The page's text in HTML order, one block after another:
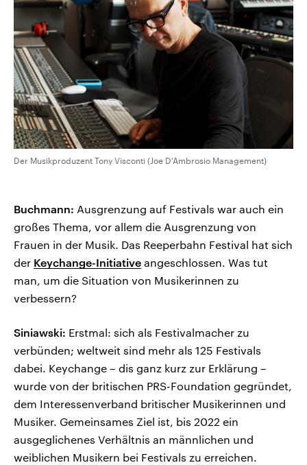
Der Musikproduzent Tony Visconti (Joe D'Ambrosio Management)
Buchmann: Ausgrenzung auf Festivals war auch ein
großes Thema, vor allem die Ausgrenzung von
Frauen in der Musik. Das Reeperbahn Festival hat sich
der Keychange-Initiative angeschlossen. Was tut
man, um die Situation von Musikerinnen zu
verbessern?
Siniawski: Erstmal: sich als Festivalmacher zu
verbünden; weltweit sind mehr als 125 Festivals
dabei. Keychange – dis ganz kurz zur Erklärung –
wurde von der britischen PRS-Foundation gegründet,
dem Interessenverband britischer Musikerinnen und
Musiker. Gemeinsames Ziel ist, bis 2022 ein
ausgeglichenes Verhältnis an männlichen und
weiblichen Musikern bei Festivals zu erreichen.